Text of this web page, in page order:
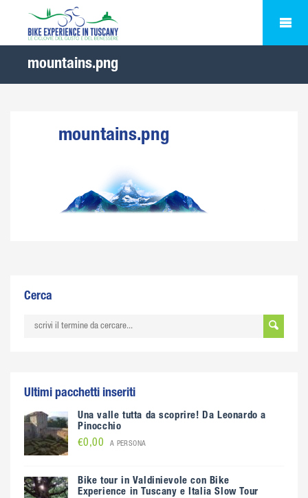
mountains.png
mountains.png
Cerca
Ultimi pacchetti inseriti
Una valle tutta da scoprire! Da Leonardo a
Pinocchio
€0,00 A PERSONA
Bike tour in Valdinievole con Bike
Experience in Tuscany e Italia Slow Tour